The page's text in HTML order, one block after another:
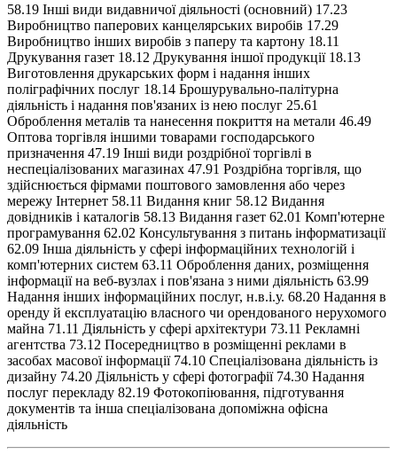
58.19 Інші види видавничої діяльності (основний) 17.23
Виробництво паперових канцелярських виробів 17.29
Виробництво інших виробів з паперу та картону 18.11
Друкування газет 18.12 Друкування іншої продукції 18.13
Виготовлення друкарських форм і надання інших
поліграфічних послуг 18.14 Брошурувально-палітурна
діяльність і надання пов'язаних із нею послуг 25.61
Оброблення металів та нанесення покриття на метали 46.49
Оптова торгівля іншими товарами господарського
призначення 47.19 Інші види роздрібної торгівлі в
неспеціалізованих магазинах 47.91 Роздрібна торгівля, що
здійснюється фірмами поштового замовлення або через
мережу Інтернет 58.11 Видання книг 58.12 Видання
довідників і каталогів 58.13 Видання газет 62.01 Комп'ютерне
програмування 62.02 Консультування з питань інформатизації
62.09 Інша діяльність у сфері інформаційних технологій і
комп'ютерних систем 63.11 Оброблення даних, розміщення
інформації на веб-вузлах і пов'язана з ними діяльність 63.99
Надання інших інформаційних послуг, н.в.і.у. 68.20 Надання в
оренду й експлуатацію власного чи орендованого нерухомого
майна 71.11 Діяльність у сфері архітектури 73.11 Рекламні
агентства 73.12 Посередництво в розміщенні реклами в
засобах масової інформації 74.10 Спеціалізована діяльність із
дизайну 74.20 Діяльність у сфері фотографії 74.30 Надання
послуг перекладу 82.19 Фотокопіювання, підготування
документів та інша спеціалізована допоміжна офісна
діяльність